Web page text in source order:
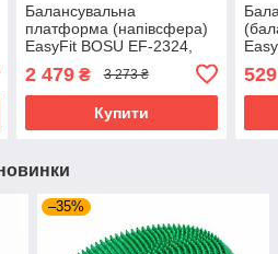
Балансувальна
платформа (напівсфера)
EasyFit BOSU EF-2324,
Фіолетова, Ø60 см – для
тренувань балансу і
стабілізації
2 479₴ 3 273 ₴
Купити
529
–35%